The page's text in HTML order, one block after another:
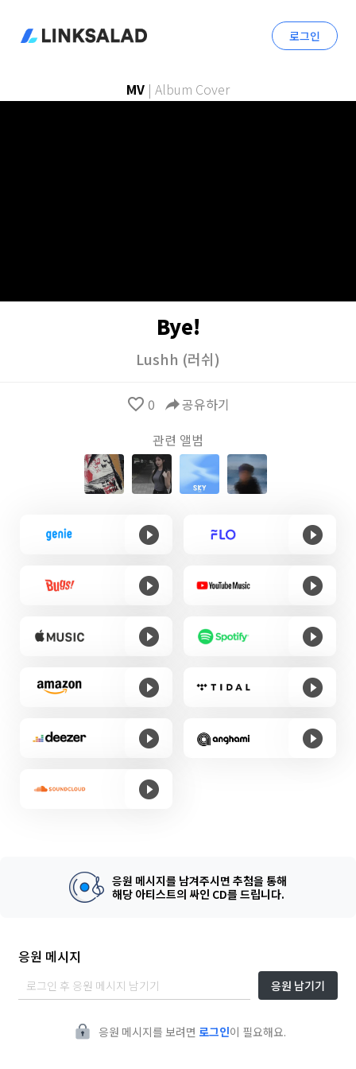
로그인
MV | Album Cover
Bye!
Lushh (러쉬)
favorite_border 0 reply공유하기
관련 앨범
응원 메시지를 남겨주시면 추첨을 통해
해당 아티스트의 싸인 CD를 드립니다.
응원 메시지
응원 남기기
응원 메시지를 보려면 로그인이 필요해요.